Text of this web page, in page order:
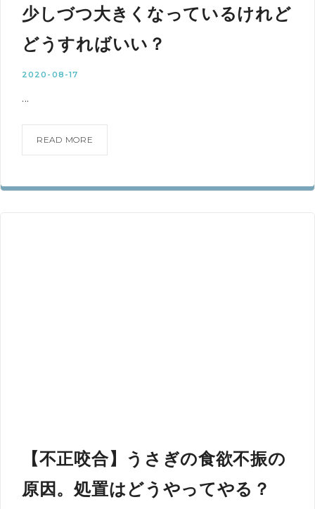
少しづつ大きくなっているけれど
どうすればいい？
2020-08-17
...
READ MORE
【不正咬合】うさぎの食欲不振の
原因。処置はどうやってやる？